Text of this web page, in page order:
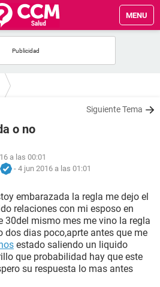
MENU
Siguiente Tema
o no
a las 00:01
- 4 jun 2016 a las 01:01
embarazada la regla me dejo el
relaciones con mi esposo en
30del mismo mes me vino la regla
dos dias poco,aprte antes que me
estado saliendo un liquido
que probabilidad hay que este
su respuesta lo mas antes